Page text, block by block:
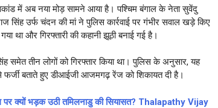
में अब नया मोड़ सामने आया है। पश्चिम बंगाल के नेता सुवेंदु
सिंह उर्फ चंदन की मां ने पुलिस कार्रवाई पर गंभीर सवाल खड़े किए
था और गिरफ्तारी की कहानी झूठी बनाई गई है।
तीन लोगों को गिरफ्तार किया था। पुलिस के अनुसार, यह
फर्जी बताते हुए डीआईजी आजमगढ़ रेंज को शिकायत दी है।
पर क्यों भड़क उठी तमिलनाडु की सियासत? Thalapathy Vijay